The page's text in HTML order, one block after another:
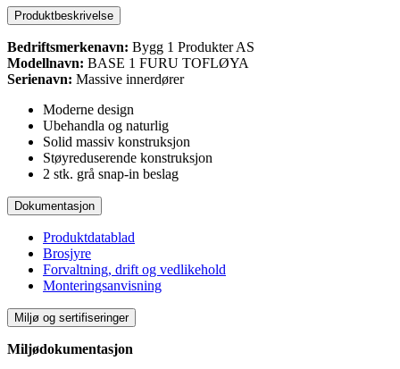
Produktbeskrivelse
Bedriftsmerkenavn: Bygg 1 Produkter AS
Modellnavn: BASE 1 FURU TOFLØYA
Serienavn: Massive innerdører
Moderne design
Ubehandla og naturlig
Solid massiv konstruksjon
Støyreduserende konstruksjon
2 stk. grå snap-in beslag
Dokumentasjon
Produktdatablad
Brosjyre
Forvaltning, drift og vedlikehold
Monteringsanvisning
Miljø og sertifiseringer
Miljødokumentasjon